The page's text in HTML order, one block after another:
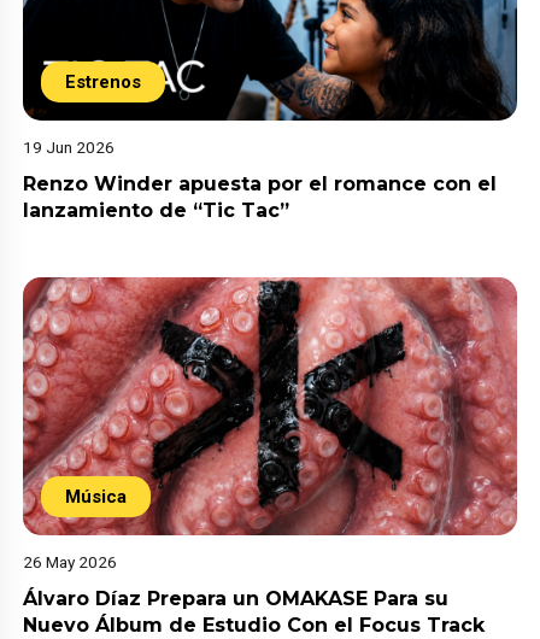
Estrenos
19 Jun 2026
Renzo Winder apuesta por el romance con el
lanzamiento de “Tic Tac”
Música
26 May 2026
Álvaro Díaz Prepara un OMAKASE Para su
Nuevo Álbum de Estudio Con el Focus Track